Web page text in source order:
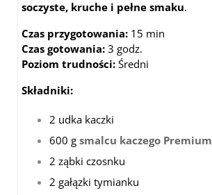
soczyste, kruche i pełne smaku.
Czas przygotowania: 15 min
Czas gotowania: 3 godz.
Poziom trudności: Średni
Składniki:
2 udka kaczki
600 g smalcu kaczego Premium
2 ząbki czosnku
2 gałązki tymianku